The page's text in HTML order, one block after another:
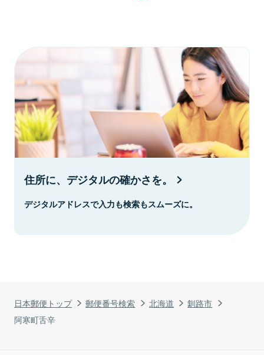
日本郵便トップ 郵便番号検索 北海道
釧路市
阿寒町舌辛
住所に、デジタルの確かさを。
デジタルアドレスで入力も検索もスムーズに。